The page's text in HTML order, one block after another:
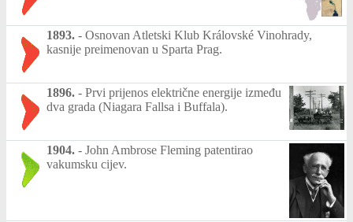
1893. - Osnovan Atletski Klub Královské Vinohrady,
kasnije preimenovan u Sparta Prag.
1896. - Prvi prijenos električne energije između
dva grada (Niagara Fallsa i Buffala).
1904. - John Ambrose Fleming patentirao
vakumsku cijev.